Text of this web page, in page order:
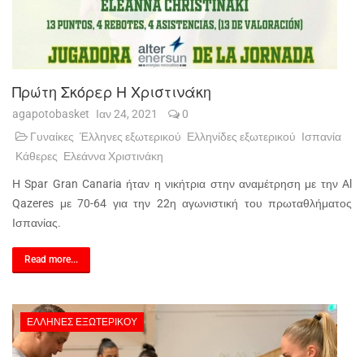
Πρώτη Σκόρερ Η Χριστινάκη
agapotobasket Ιαν 24, 2021
0
Γυναίκες Έλληνες εξωτερικού Ελληνίδες εξωτερικού Ισπανία
Κάθερες Ελεάννα Χριστινάκη
Η Spar Gran Canaria ήταν η νικήτρια στην αναμέτρηση με την Al
Qazeres με 70-64 για την 22η αγωνιστική του πρωταθλήματος
Ισπανίας.
Read more...
ΈΛΛΗΝΕΣ ΕΞΩΤΕΡΙΚΟΎ